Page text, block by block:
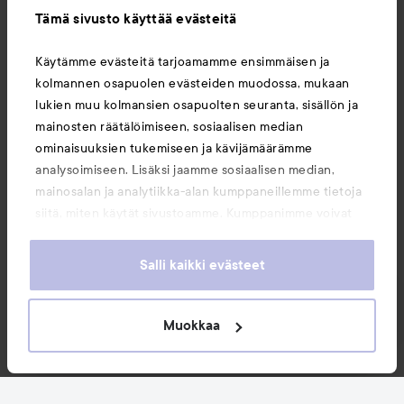
Tämä sivusto käyttää evästeitä
Käytämme evästeitä tarjoamamme ensimmäisen ja
kolmannen osapuolen evästeiden muodossa, mukaan
lukien muu kolmansien osapuolten seuranta, sisällön ja
mainosten räätälöimiseen, sosiaalisen median
ominaisuuksien tukemiseen ja kävijämäärämme
analysoimiseen. Lisäksi jaamme sosiaalisen median,
mainosalan ja analytiikka-alan kumppaneillemme tietoja
heille tai joita on kerätty, kun olet käyttänyt heidän
evästeiden käytön.
Salli kaikki evästeet
Muokkaa
Tietoja
Saattaisit myös tykätä
Copyright 2026